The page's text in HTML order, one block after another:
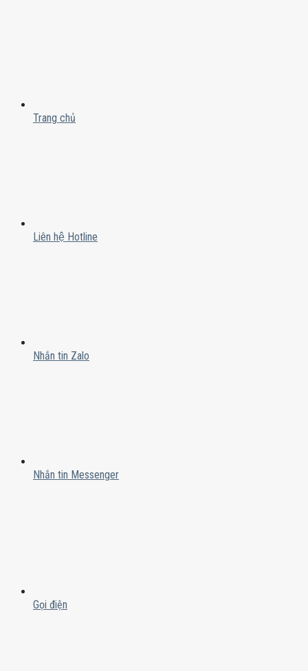
Trang chủ
Liên hệ Hotline
Nhắn tin Zalo
Nhắn tin Messenger
Gọi điện